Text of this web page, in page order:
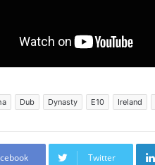
Dub Dynasty E10 Ireland
Twitter